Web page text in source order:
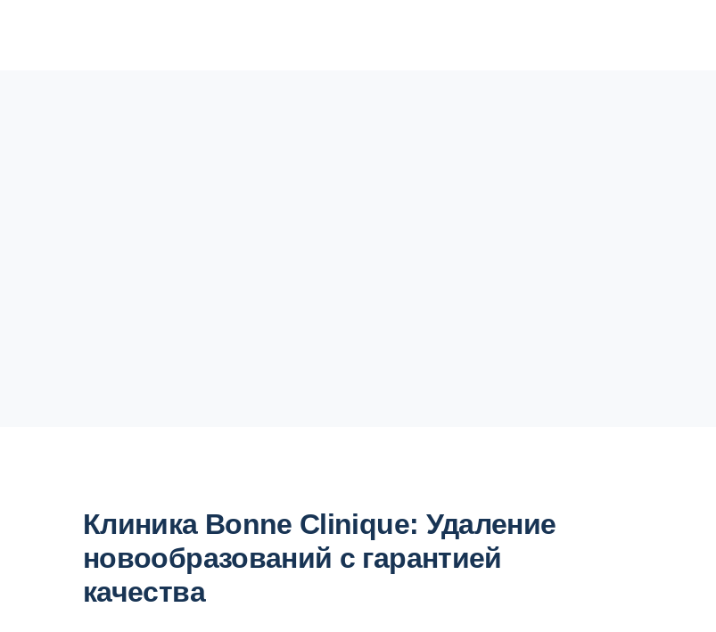
Клиника Bonne Clinique: Удаление
новообразований с гарантией
качества